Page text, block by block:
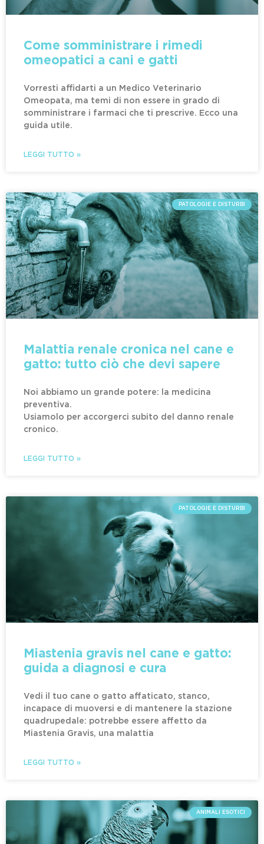
Come somministrare i rimedi
omeopatici a cani e gatti
Vorresti affidarti a un Medico Veterinario
Omeopata, ma temi di non essere in grado di
somministrare i farmaci che ti prescrive. Ecco una
guida utile.
LEGGI TUTTO »
PATOLOGIE E DISTURBI
Malattia renale cronica nel cane e
gatto: tutto ciò che devi sapere
Noi abbiamo un grande potere: la medicina
preventiva.
Usiamolo per accorgerci subito del danno renale
cronico.
LEGGI TUTTO »
PATOLOGIE E DISTURBI
Miastenia gravis nel cane e gatto:
guida a diagnosi e cura
Vedi il tuo cane o gatto affaticato, stanco,
incapace di muoversi e di mantenere la stazione
quadrupedale: potrebbe essere affetto da
Miastenia Gravis, una malattia
LEGGI TUTTO »
ANIMALI ESOTICI